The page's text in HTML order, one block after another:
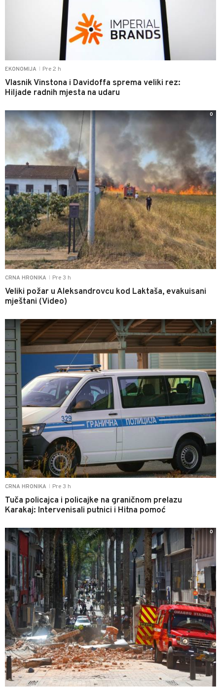
EKONOMIJA Pre 2 h
Vlasnik Vinstona i Davidoffa sprema veliki rez:
Hiljade radnih mjesta na udaru
CRNA HRONIKA Pre 3 h
Veliki požar u Aleksandrovcu kod Laktaša, evakuisani
mještani (Video)
0
CRNA HRONIKA Pre 3 h
Tuča policajca i policajke na graničnom prelazu
Karakaj: Intervenisali putnici i Hitna pomoć
1
0